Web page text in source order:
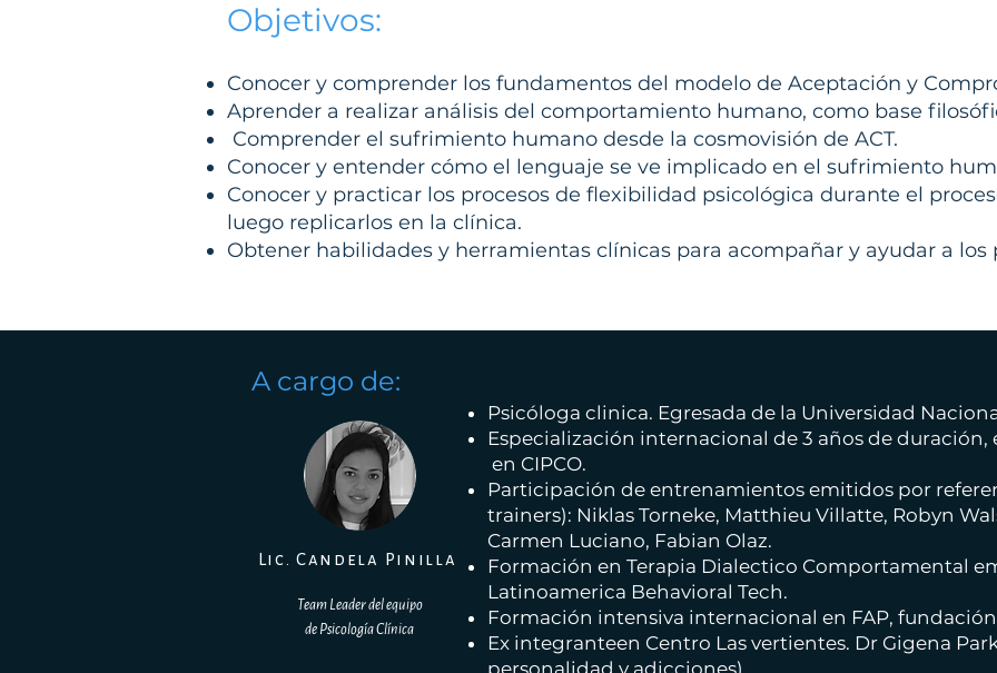
Objetivos:
Conocer y comprender los fundamentos del modelo de Aceptación y
Aprender a realizar análisis del comportamiento humano, como base
Comprender el sufrimiento humano desde la cosmovisión de ACT.
Conocer y entender cómo el lenguaje se ve implicado en el sufrimiento
Conocer y practicar los procesos de flexibilidad psicológica durante el
luego replicarlos en la clínica.
Obtener habilidades y herramientas clínicas para acompañar y ayudar a los
A cargo de:
Lic. Candela Pinilla
Team Leader del equipo
de Psicología Clínica
Psicóloga clinica. Egresada de la Universidad
Especialización internacional de 3 años de duración,
en CIPCO.
Participación de entrenamientos emitidos por
trainers): Niklas Torneke, Matthieu Villatte, Robyn
Carmen Luciano, Fabian Olaz.
Formación en Terapia Dialectico Comportamental
Latinoamerica Behavioral Tech.
Formación intensiva internacional en FAP, fundación
Ex integranteen Centro Las vertientes. Dr Gigena
personalidad y adicciones)